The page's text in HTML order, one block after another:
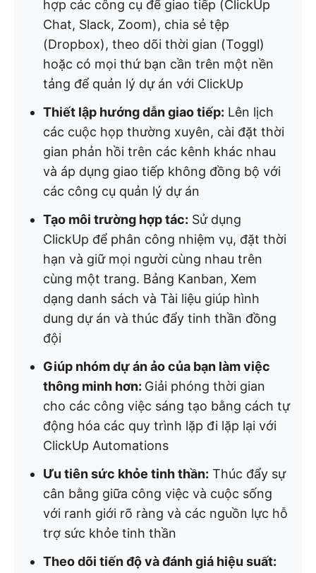
hợp các công cụ để giao tiếp (ClickUp
Chat, Slack, Zoom), chia sẻ tệp
(Dropbox), theo dõi thời gian (Toggl)
hoặc có mọi thứ bạn cần trên một nền
tảng để quản lý dự án với ClickUp
Thiết lập hướng dẫn giao tiếp: Lên lịch
các cuộc họp thường xuyên, cài đặt thời
gian phản hồi trên các kênh khác nhau
và áp dụng giao tiếp không đồng bộ với
các công cụ quản lý dự án
Tạo môi trường hợp tác: Sử dụng
ClickUp để phân công nhiệm vụ, đặt thời
hạn và giữ mọi người cùng nhau trên
cùng một trang. Bảng Kanban, Xem
dạng danh sách và Tài liệu giúp hình
dung dự án và thúc đẩy tinh thần đồng
đội
Giúp nhóm dự án ảo của bạn làm việc
thông minh hơn: Giải phóng thời gian
cho các công việc sáng tạo bằng cách tự
động hóa các quy trình lặp đi lặp lại với
ClickUp Automations
Ưu tiên sức khỏe tinh thần: Thúc đẩy sự
cân bằng giữa công việc và cuộc sống
với ranh giới rõ ràng và các nguồn lực hỗ
trợ sức khỏe tinh thần
Theo dõi tiến độ và đánh giá hiệu suất: